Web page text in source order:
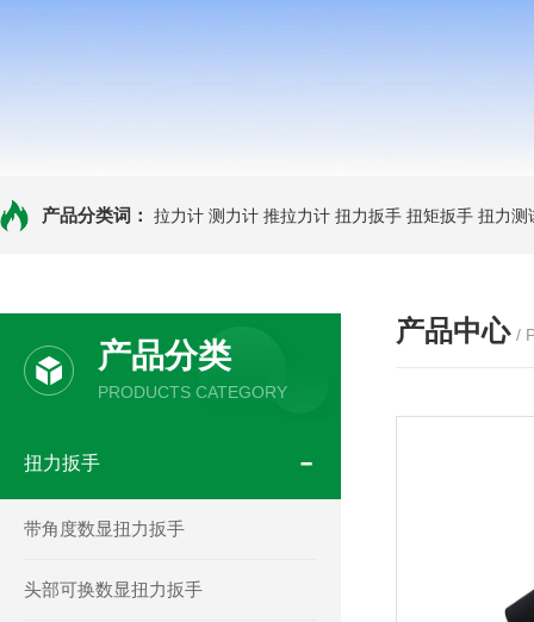
产品分类词： 拉力计 测力计 推拉力计 扭力扳手 扭矩扳手 扭力测
产品分类
PRODUCTS CATEGORY
扭力扳手
带角度数显扭力扳手
头部可换数显扭力扳手
产品中心 /